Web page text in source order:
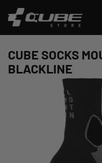
CUBE SOCKS
BLACKLINE